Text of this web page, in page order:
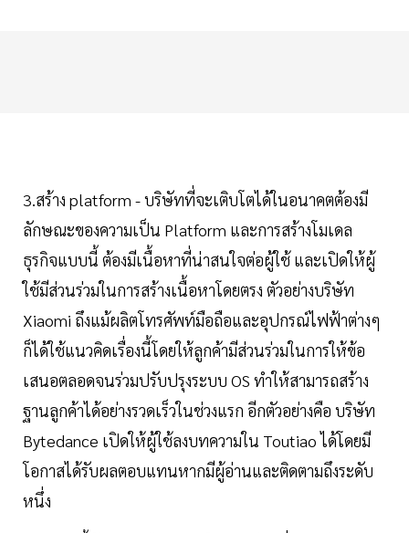
3.สร้าง platform - บริษัทที่จะเติบโตได้ในอนาคตต้องมี
ลักษณะของความเป็น Platform และการสร้างโมเดล
ธุรกิจแบบนี้ ต้องมีเนื้อหาที่น่าสนใจต่อผู้ใช้ และเปิดให้ผู้
ใช้มีส่วนร่วมในการสร้างเนื้อหาโดยตรง ตัวอย่างบริษัท
Xiaomi ถึงแม้ผลิตโทรศัพท์มือถือและอุปกรณ์ไฟฟ้าต่างๆ
ก็ได้ใช้แนวคิดเรื่องนี้โดยให้ลูกค้ามีส่วนร่วมในการให้ข้อ
เสนอตลอดจนร่วมปรับปรุงระบบ OS ทำให้สามารถสร้าง
ฐานลูกค้าได้อย่างรวดเร็วในช่วงแรก อีกตัวอย่างคือ บริษัท
Bytedance เปิดให้ผู้ใช้ลงบทความใน Toutiao ได้โดยมี
โอกาสได้รับผลตอบแทนหากมีผู้อ่านและติดตามถึงระดับ
หนึ่ง